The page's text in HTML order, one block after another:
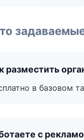
разместить
в базовом
с